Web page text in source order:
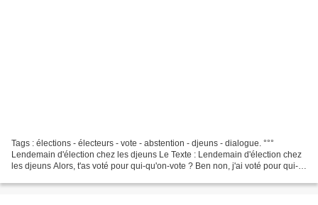
Tags : élections - électeurs - vote - abstention - djeuns - dialogue. °°°
Lendemain d'élection chez les djeuns Le Texte : Lendemain d'élection chez
les djeuns Alors, t'as voté pour qui-qu'on-vote ? Ben non, j'ai voté pour qui-